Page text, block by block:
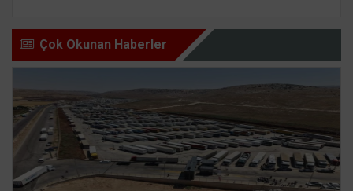
Çok Okunan Haberler